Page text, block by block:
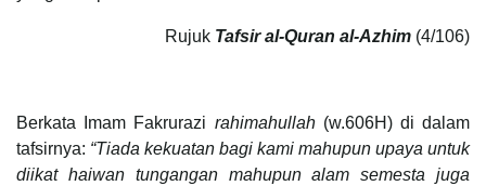
Rujuk Tafsir al-Quran al-Azhim (4/106)
Berkata Imam Fakrurazi rahimahullah(w.606H) di dalam
tafsirnya: “Tiada kekuatan bagi kami mahupun upaya untuk
diikat haiwan tungangan mahupun alam semesta juga